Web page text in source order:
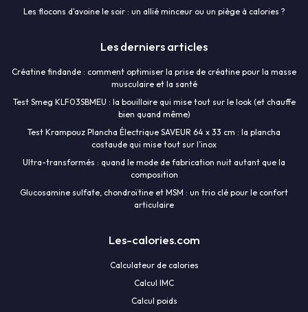
Les flocons d'avoine le soir : un allié minceur ou un piège à calories ?
Les derniers articles
Créatine findande : comment optimiser la prise de créatine pour la masse
musculaire et la santé
Test Smeg KLF03SBMEU : la bouilloire qui mise tout sur le look (et chauffe
bien quand même)
Test Krampouz Plancha Électrique SAVEUR 64 x 33 cm : la plancha
costaude qui mise tout sur l’inox
Ultra-transformés : quand le mode de fabrication nuit autant que la
composition
Glucosamine sulfate, chondroïtine et MSM : un trio clé pour le confort
articulaire
Les-calories.com
Calculateur de calories
Calcul IMC
Calcul poids